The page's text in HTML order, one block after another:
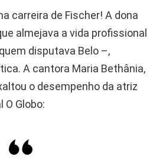
carreira de Fischer! A dona
almejava a vida profissional
disputava Belo –,
A cantora Maria Bethânia,
o desempenho da atriz
Globo: